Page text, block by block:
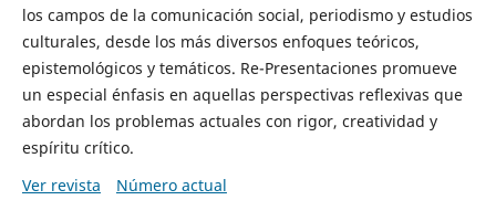
los campos de la comunicación social, periodismo y estudios
culturales, desde los más diversos enfoques teóricos,
epistemológicos y temáticos. Re-Presentaciones promueve
un especial énfasis en aquellas perspectivas reflexivas que
abordan los problemas actuales con rigor, creatividad y
espíritu crítico.
Ver revista
Número actual